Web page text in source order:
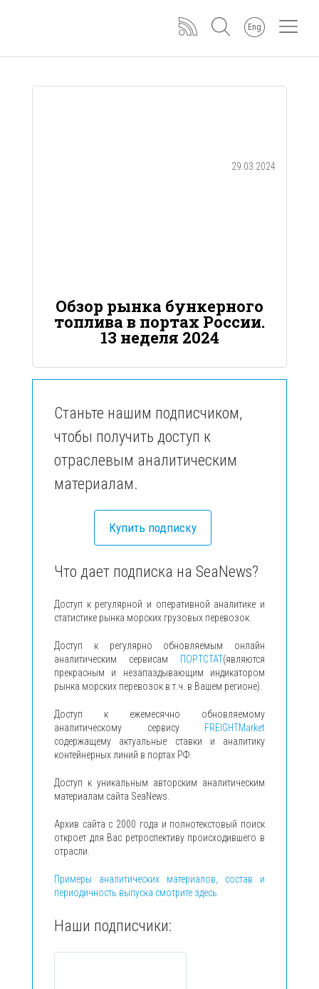
Eng
29.03.2024
Обзор рынка бункерного
топлива в портах России.
13 неделя 2024
Станьте нашим подписчиком,
чтобы получить доступ к
отраслевым аналитическим
материалам.
Купить подписку
Что дает подписка на SeaNews?
Доступ к регулярной и оперативной аналитике и
статистике рынка морских грузовых перевозок.
Доступ к регулярно обновляемым онлайн
аналитическим сервисам ПОРТСТАТ(являются
прекрасным и незапаздывающим индикатором
рынка морских перевозок в т.ч. в Вашем регионе).
Доступ к ежемесячно обновляемому
аналитическому сервису FREIGHTMarket
содержащему актуальные ставки и аналитику
контейнерных линий в портах РФ.
Доступ к уникальным авторским аналитическим
материалам сайта SeaNews.
Архив сайта с 2000 года и полнотекстовый поиск
откроет для Вас ретроспективу происходившего в
отрасли.
Примеры аналитических материалов, состав и
периодичность выпуска смотрите здесь
Наши подписчики: